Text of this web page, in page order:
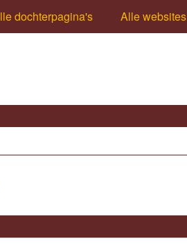
dochterpagina's Alle websites